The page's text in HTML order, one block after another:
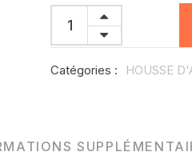
Catégories : HOUSSE